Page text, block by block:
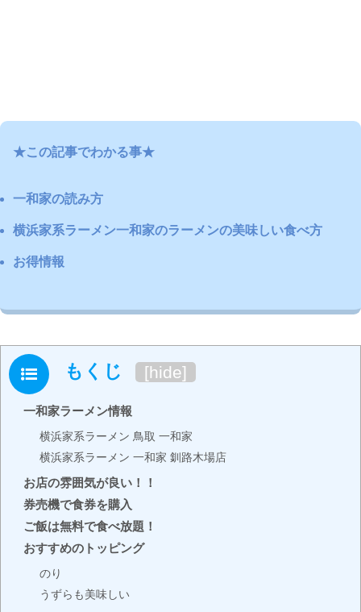
★この記事でわかる事★
一和家の読み方
横浜家系ラーメン一和家のラーメンの美味しい食べ方
お得情報
もくじ [hide]
一和家ラーメン情報
横浜家系ラーメン 鳥取 一和家
横浜家系ラーメン 一和家 釧路木場店
お店の雰囲気が良い！！
券売機で食券を購入
ご飯は無料で食べ放題！
おすすめのトッピング
のり
うずらも美味しい